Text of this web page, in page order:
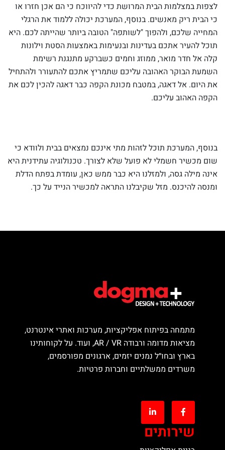
לצפות במצלמות הבית המרושת כדי להיווכח כי הם אכן חזרו או
כי הבית ריק מאנשים. בנוסף, המערכת יכולה ללמוד את הרגלי
המחייה שלכם, ולהפוך "לשותפה" הטובה ביותר שהייתה לכם. היא
תוכל להעיר אתכם בעדינות ובנעימות באמצעות הסטת וילונות
קלה אל חדר מואר, ממוזג וחמים כשברקע מתנגנת רשימת
השמעת הבוקר האהובה עליכם שתמריץ אתכם להתעורר ולהתחיל
את היום. אל דאגה, במטבח מכונת הקפה כבר דאגה להכין לכם את
הקפה האהוב עליכם.
בנוסף, המערכת תוכל לזהות מתי אינכם נמצאים בבית ולוודא כי
שום מכשיר חשמלי לא פועל שלא לצורך. טכנולוגיה עתידנית היא
אינה מילה גסה, ולמזלנו היא כבר ממש כאן, עומדת בפתח הדלת
ומנסה להיכנס. מזל שקיבלנו התראה למכשיר הנייד על כך.
מתמחה בפיתוח אפליקציות, מערכות ואתרי אינטרנט,
מציאות מדומה ורבודה AR / VR, ועוד. על לקוחותינו
בארץ ובחו״ל נמנים יזמים, ארגונים מפורסמים,
משרדים ממשלתיים וחברות פרטיות.
שירותים